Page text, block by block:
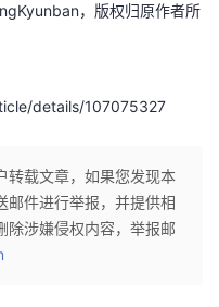
，版权归原作者所
details/107075327
转载文章，如果您发现本
邮件进行举报，并提供相
除涉嫌侵权内容，举报邮